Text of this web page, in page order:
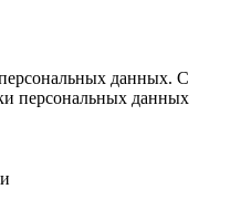
данных. С
персональных данных